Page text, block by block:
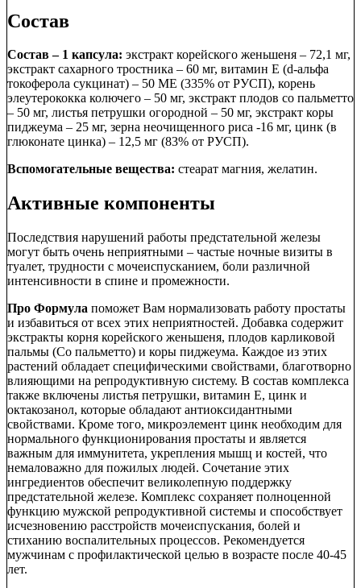
Состав
Состав – 1 капсула: экстракт корейского женьшеня – 72,1 мг,
экстракт сахарного тростника – 60 мг, витамин Е (d-альфа
токоферола сукцинат) – 50 МЕ (335% от РУСП), корень
элеутерококка колючего – 50 мг, экстракт плодов со пальметто
– 50 мг, листья петрушки огородной – 50 мг, экстракт коры
пиджеума – 25 мг, зерна неочищенного риса -16 мг, цинк (в
глюконате цинка) – 12,5 мг (83% от РУСП).
Вспомогательные вещества: стеарат магния, желатин.
Активные компоненты
Последствия нарушений работы предстательной железы
могут быть очень неприятными – частые ночные визиты в
туалет, трудности с мочеиспусканием, боли различной
интенсивности в спине и промежности.
Про Формула поможет Вам нормализовать работу простаты
и избавиться от всех этих неприятностей. Добавка содержит
экстракты корня корейского женьшеня, плодов карликовой
пальмы (Со пальметто) и коры пиджеума. Каждое из этих
растений обладает специфическими свойствами, благотворно
влияющими на репродуктивную систему. В состав комплекса
также включены листья петрушки, витамин Е, цинк и
октакозанол, которые обладают антиоксидантными
свойствами. Кроме того, микроэлемент цинк необходим для
нормального функционирования простаты и является
важным для иммунитета, укрепления мышц и костей, что
немаловажно для пожилых людей. Сочетание этих
ингредиентов обеспечит великолепную поддержку
предстательной железе. Комплекс сохраняет полноценной
функцию мужской репродуктивной системы и способствует
исчезновению расстройств мочеиспускания, болей и
стиханию воспалительных процессов. Рекомендуется
мужчинам с профилактической целью в возрасте после 40-45
лет.